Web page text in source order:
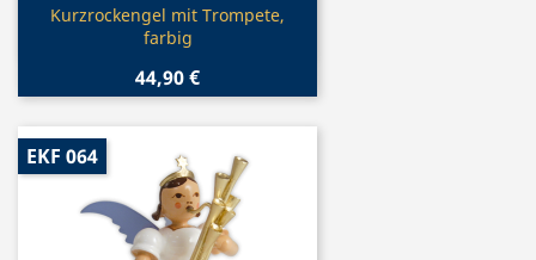
Vorschau
Kurzrockengel mit Trompete,
farbig
44,90 €
EKF 064